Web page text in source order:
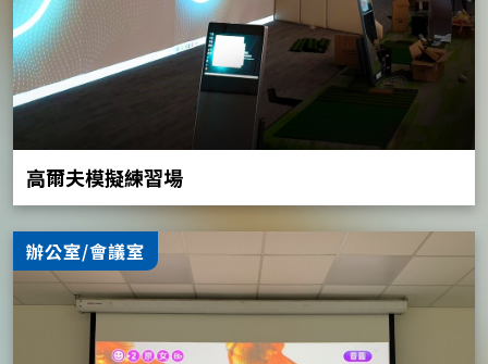
高爾夫模擬練習場
辦公室/會議室